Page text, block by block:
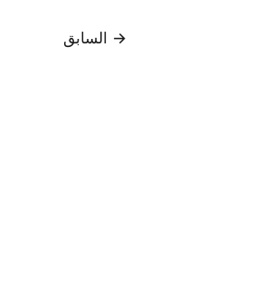
→ السابق